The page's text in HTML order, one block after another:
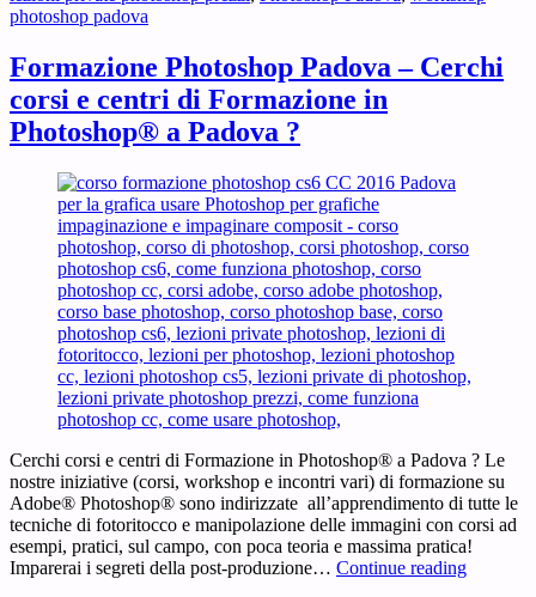
photoshop padova
Formazione Photoshop Padova – Cerchi
corsi e centri di Formazione in
Photoshop® a Padova ?
Cerchi corsi e centri di Formazione in Photoshop® a Padova ? Le
nostre iniziative (corsi, workshop e incontri vari) di formazione su
Adobe® Photoshop® sono indirizzate all’apprendimento di tutte le
tecniche di fotoritocco e manipolazione delle immagini con corsi ad
esempi, pratici, sul campo, con poca teoria e massima pratica!
Imparerai i segreti della post-produzione… Continue reading